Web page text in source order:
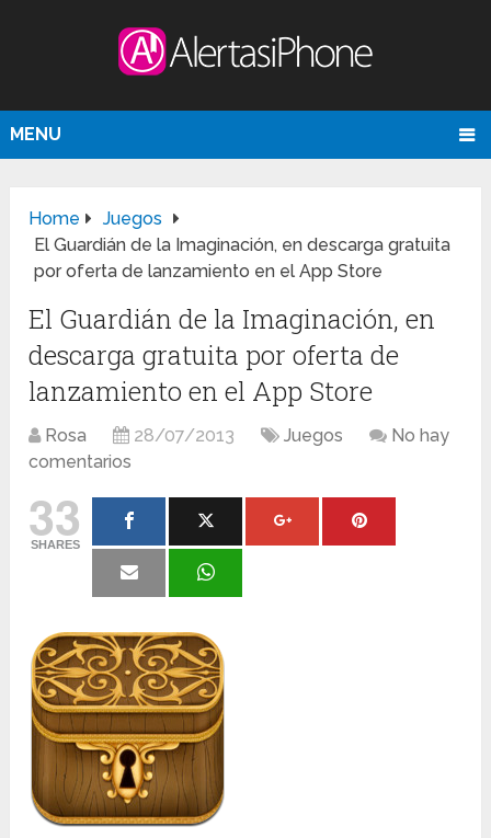
MENU
Home
Juegos
El Guardián de la Imaginación, en descarga gratuita
por oferta de lanzamiento en el App Store
El Guardián de la Imaginación, en
descarga gratuita por oferta de
lanzamiento en el App Store
Rosa 28/07/2013 Juegos
No hay
comentarios
33
SHARES